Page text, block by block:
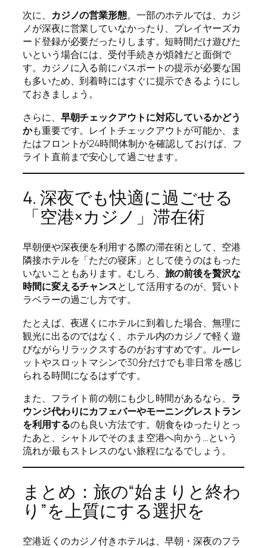
次に、 カジノの営業形態。一部のホテルでは、カジ
ノが深夜に営業していなかったり、プレイヤーズカ
ード登録が必要だったりします。短時間だけ遊びた
いという場合には、受付手続きが煩雑だと面倒で
す。カジノに入る前にパスポートの提示が必要な国
も多いため、到着時にはすぐに提示できるようにし
ておきましょう。
さらに、 早朝チェックアウトに対応しているかどう
かも重要です。レイトチェックアウトが可能か、ま
たはフロントが24時間体制かを確認しておけば、フ
ライト直前まで安心して過ごせます。
4. 深夜でも快適に過ごせる
「空港×カジノ」滞在術
早朝便や深夜便を利用する際の滞在術として、空港
隣接ホテルを「ただの寝床」として使うのはもった
いないこともあります。むしろ、 旅の前後を贅沢な
時間に変えるチャンスとして活用するのが、賢いト
ラベラーの過ごし方です。
たとえば、夜遅くにホテルに到着した場合、無理に
観光に出るのではなく、ホテル内のカジノで軽く遊
びながらリラックスするのがおすすめです。ルーレ
ットやスロットマシンで30分だけでも非日常を感じ
られる時間になるはずです。
また、フライト前の朝にも少し時間があるなら、 ラ
ウンジ代わりにカフェバーやモーニングレストラン
を利用するのも良い方法です。朝食をゆったりとっ
たあと、シャトルでそのまま空港へ向かう…という
流れが最もストレスのない旅程になるでしょう。
まとめ：旅の“始まりと終わ
り”を上質にする選択を
空港近くのカジノ付きホテルは、早朝・深夜のフラ